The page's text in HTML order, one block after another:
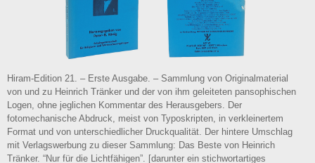
Hiram-Edition 21. – Erste Ausgabe. – Sammlung von Originalmaterial
von und zu Heinrich Tränker und der von ihm geleiteten pansophischen
Logen, ohne jeglichen Kommentar des Herausgebers. Der
fotomechanische Abdruck, meist von Typoskripten, in verkleinertem
Format und von unterschiedlicher Druckqualität. Der hintere Umschlag
mit Verlagswerbung zu dieser Sammlung: Das Beste von Heinrich
Tränker. “Nur für die Lichtfähigen”. [darunter ein stichwortartiges